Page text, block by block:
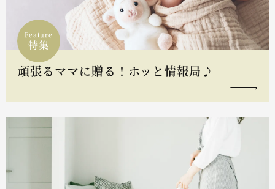
Feature
特集
頑張るママに贈る！ホッと情報局♪